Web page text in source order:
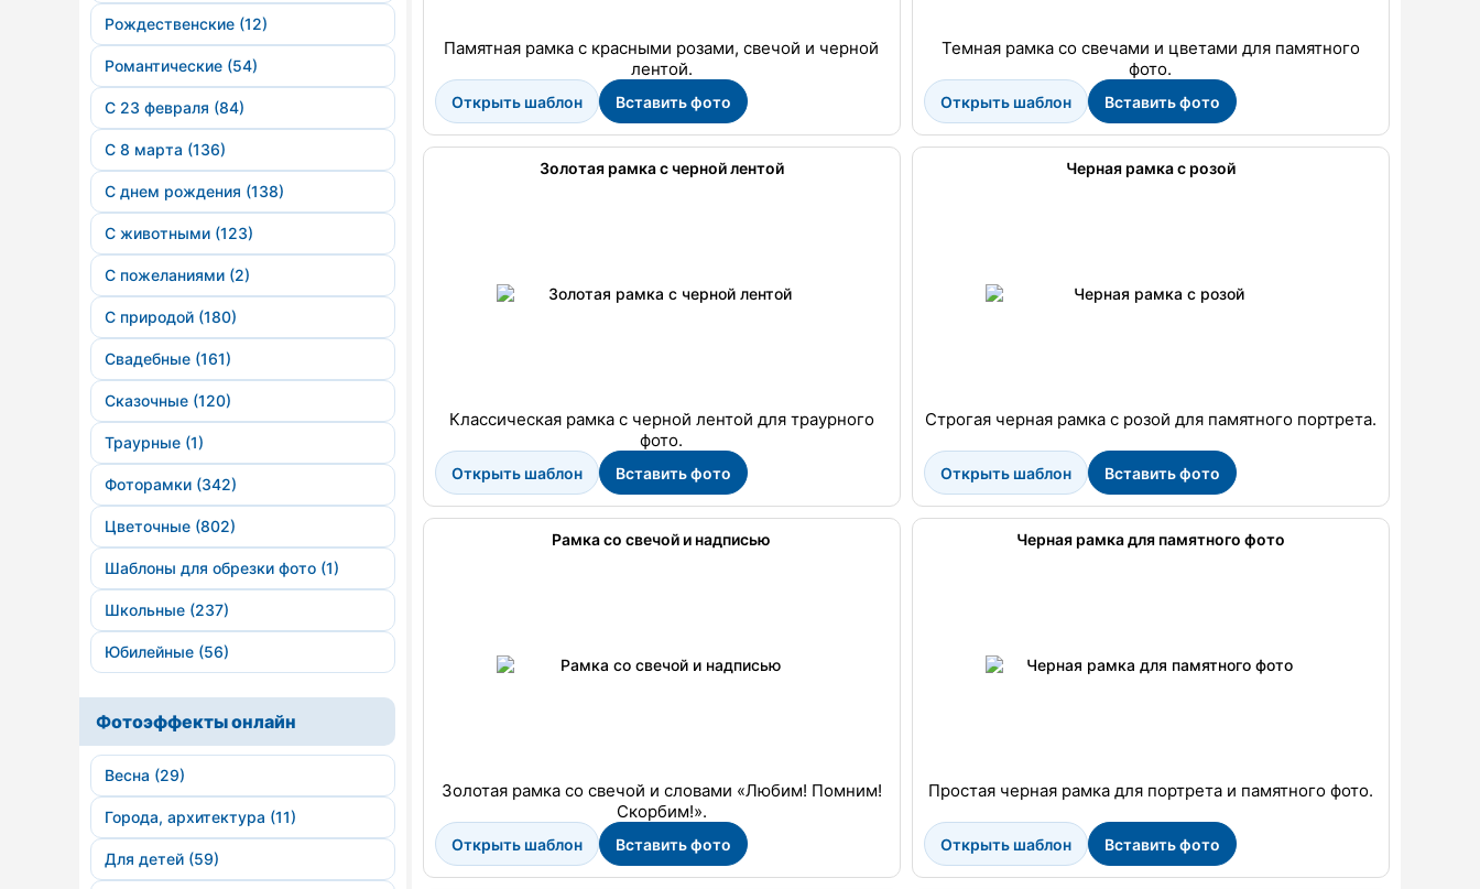
Рождественские (12)
Романтические (54)
С 23 февраля (84)
С 8 марта (136)
С днем рождения (138)
С животными (123)
С пожеланиями (2)
С природой (180)
Свадебные (161)
Сказочные (120)
Траурные (1)
Фоторамки (342)
Цветочные (802)
Шаблоны для обрезки фото (1)
Школьные (237)
Юбилейные (56)
Фотоэффекты онлайн
Весна (29)
Города, архитектура (11)
Для детей (59)
Памятная рамка с красными розами, свечой и черной
лентой.
Открыть шаблон Вставить фото
Темная рамка со свечами и цветами для памятного
фото.
Открыть шаблон Вставить фото
Золотая рамка с черной лентой
Классическая рамка с черной лентой для траурного
фото.
Открыть шаблон Вставить фото
Черная рамка с розой
Строгая черная рамка с розой для памятного портрета.
Открыть шаблон Вставить фото
Рамка со свечой и надписью
Золотая рамка со свечой и словами «Любим! Помним!
Скорбим!».
Открыть шаблон Вставить фото
Черная рамка для памятного фото
Простая черная рамка для портрета и памятного фото.
Открыть шаблон Вставить фото